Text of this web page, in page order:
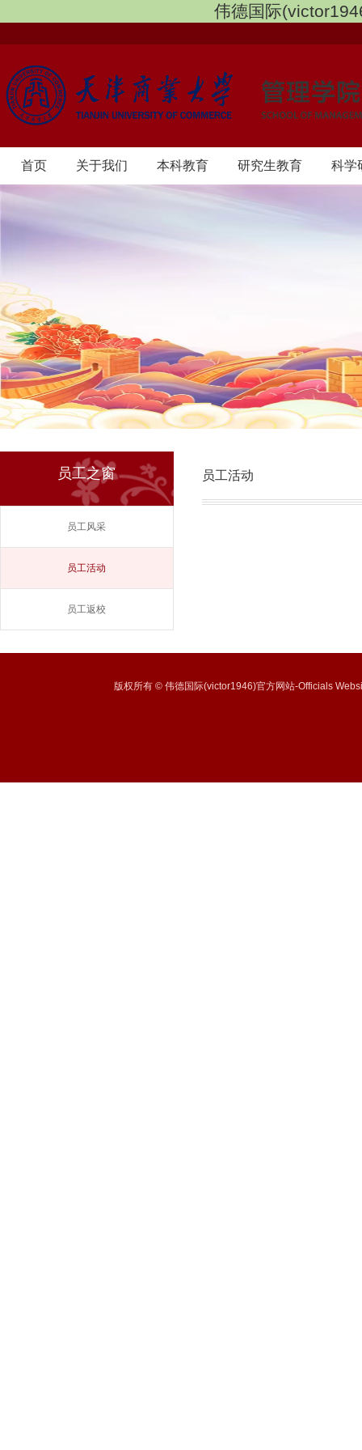
伟德国际
首页 ​关于我们 本科教育 研究生教育 科学
员工之窗
员工风采
员工活动
员工返校
员工活动
版权所有 © 伟德国际(victor1946)官方网站-Officials